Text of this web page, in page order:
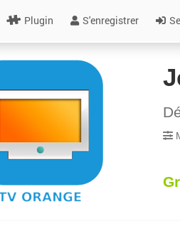
Plugin S'enregistrer